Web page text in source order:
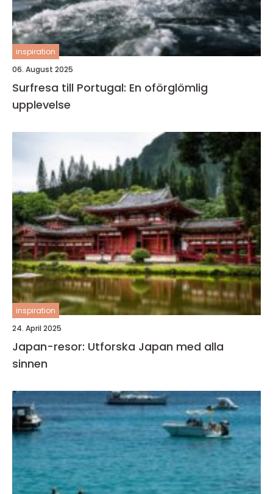
inspiration
06. August 2025
Surfresa till Portugal: En oförglömlig
upplevelse
inspiration
24. April 2025
Japan-resor: Utforska Japan med alla
sinnen